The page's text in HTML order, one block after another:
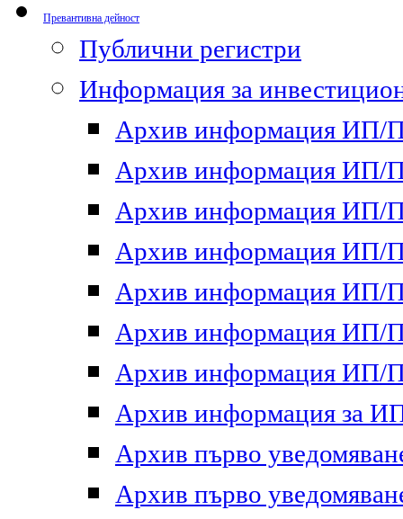
Превантивна дейност
Публични регистри
Информация за
Архив информация ИП/
Архив информация ИП/
Архив информация ИП/
Архив информация ИП/
Архив информация ИП/
Архив информация ИП/
Архив информация ИП/
Архив информация за
Архив първо
Архив първо